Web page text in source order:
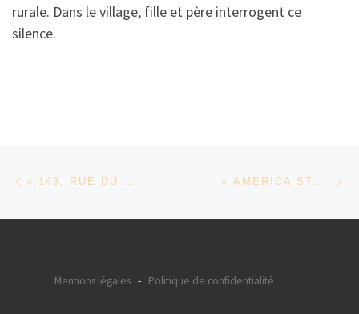
rurale. Dans le village, fille et père interrogent ce
silence.
Parcourir les articles
« 143, RUE DU DÉSERT » DE HASSEN FERHANI « AMERICA STREET » DE IDRISSOU MORA-KPAI
Mentions légales- Politique de confidentialité